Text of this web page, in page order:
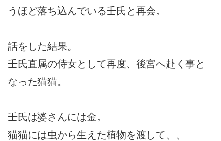
うほど落ち込んでいる壬氏と再会。
話をした結果。
壬氏直属の侍女として再度、後宮へ赴く事と
なった猫猫。
壬氏は婆さんには金。
猫猫には虫から生えた植物を渡して、、